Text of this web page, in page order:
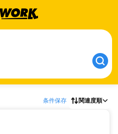
条件保存 関連度順